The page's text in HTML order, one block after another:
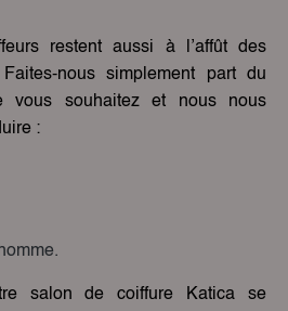
restent aussi à l’affût des
nous simplement part du
vous souhaitez et nous nous
:
salon de coiffure Katica se